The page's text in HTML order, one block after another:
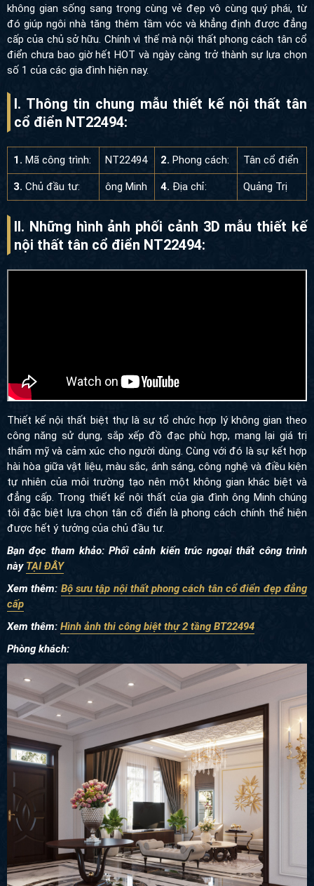
không gian sống sang trọng cùng vẻ đẹp vô cùng quý phái, từ
đó giúp ngôi nhà tăng thêm tầm vóc và khẳng định được đẳng
cấp của chủ sở hữu. Chính vì thế mà nội thất phong cách tân cổ
điển chưa bao giờ hết HOT và ngày càng trở thành sự lựa chọn
số 1 của các gia đình hiện nay.
I. Thông tin chung mẫu thiết kế nội thất tân
cổ điển NT22494:
1. Mã công trình: NT22494 2. Phong cách: Tân cổ điển
3. Chủ đầu tư: ông Minh 4. Địa chỉ: Quảng Trị
II. Những hình ảnh phối cảnh 3D mẫu thiết kế
nội thất tân cổ điển NT22494:
Thiết kế nội thất biệt thự là sự tổ chức hợp lý không gian theo
công năng sử dụng, sắp xếp đồ đạc phù hợp, mang lại giá trị
thẩm mỹ và cảm xúc cho người dùng. Cùng với đó là sự kết hợp
hài hòa giữa vật liệu, màu sắc, ánh sáng, công nghệ và điều kiện
tự nhiên của môi trường tạo nên một không gian khác biệt và
đẳng cấp. Trong thiết kế nội thất của gia đình ông Minh chúng
tôi đặc biệt lựa chọn tân cổ điển là phong cách chính thể hiện
được hết ý tưởng của chủ đầu tư.
Bạn đọc tham khảo: Phối cảnh kiến trúc ngoại thất công trình
này TẠI ĐÂY
Xem thêm: Bộ sưu tập nội thất phong cách tân cổ điển đẹp đẳng
cấp
Xem thêm: Hình ảnh thi công biệt thự 2 tầng BT22494
Phòng khách: